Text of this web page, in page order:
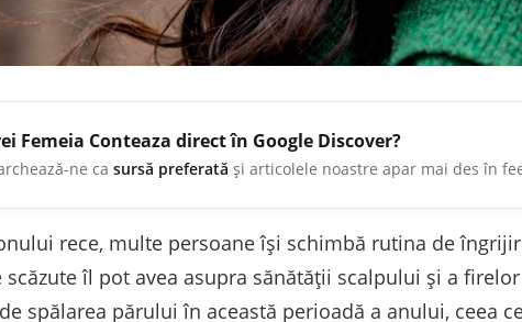
Femeia Conteaza direct în Google Discover?
ne ca sursă preferată și articolele noastre apar mai des în
rece, multe persoane își schimbă rutina de
îl pot avea asupra sănătății scalpului și a
spălarea părului în această perioadă a anului, ceea